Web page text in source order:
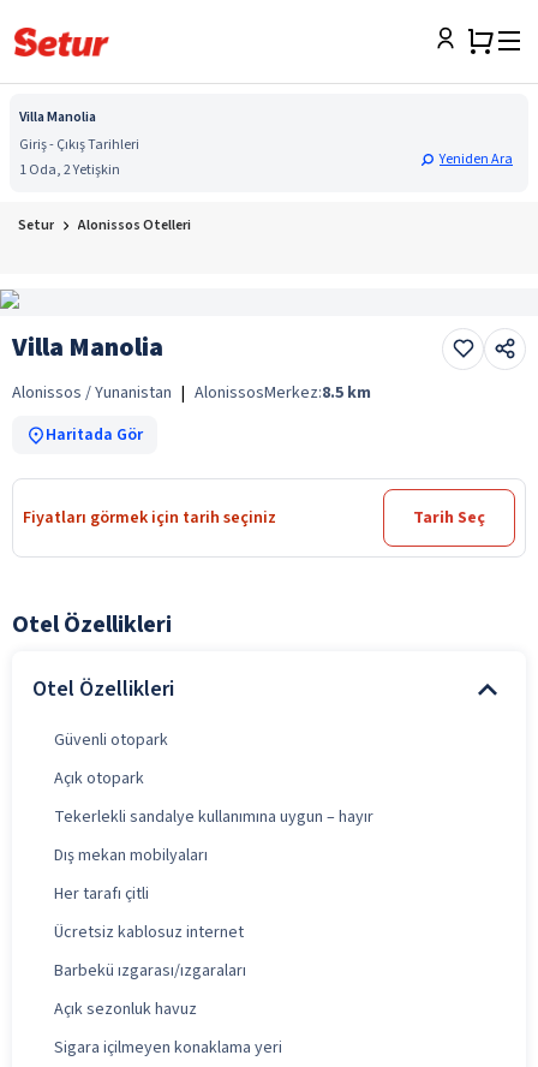
Villa Manolia
Giriş - Çıkış Tarihleri
1 Oda, 2 Yetişkin
Yeniden Ara
Setur Alonissos Otelleri
Villa Manolia
Alonissos / Yunanistan | AlonissosMerkez:8.5 km
Haritada Gör
Fiyatları görmek için tarih seçiniz Tarih Seç
Otel Özellikleri
Otel Özellikleri
Güvenli otopark
Açık otopark
Tekerlekli sandalye kullanımına uygun – hayır
Dış mekan mobilyaları
Her tarafı çitli
Ücretsiz kablosuz internet
Barbekü ızgarası/ızgaraları
Açık sezonluk havuz
Sigara içilmeyen konaklama yeri